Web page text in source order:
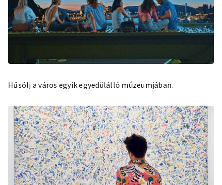
Hűsölj a város egyik egyedülálló múzeumjában.